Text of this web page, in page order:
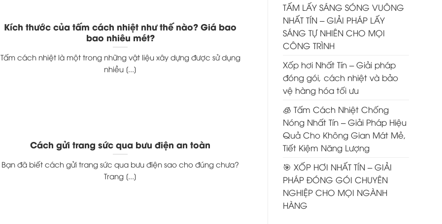
Kích thước của tấm cách nhiệt như thế nào? Giá bao
bao nhiêu mét?
Tấm cách nhiệt là một trong những vật liệu xây dựng được sử dụng
nhiều [...]
Cách gửi trang sức qua bưu điện an toàn
Bạn đã biết cách gửi trang sức qua bưu điện sao cho đúng chưa?
Trang [...]
TẤM LẤY SÁNG SÓNG VUÔNG
NHẤT TÍN – GIẢI PHÁP LẤY
SÁNG TỰ NHIÊN CHO MỌI
CÔNG TRÌNH
Xốp hơi Nhất Tín – Giải pháp
đóng gói, cách nhiệt và bảo
vệ hàng hóa tối ưu
🧊 Tấm Cách Nhiệt Chống
Nóng Nhất Tín – Giải Pháp Hiệu
Quả Cho Không Gian Mát Mẻ,
Tiết Kiệm Năng Lượng
🎯 XỐP HƠI NHẤT TÍN – GIẢI
PHÁP ĐÓNG GÓI CHUYÊN
NGHIỆP CHO MỌI NGÀNH
HÀNG